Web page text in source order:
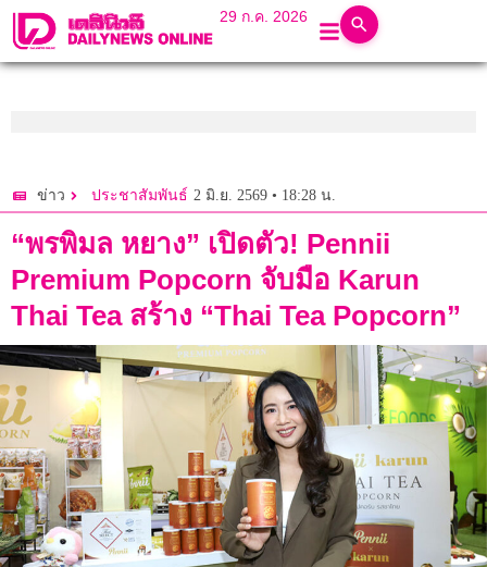
29 ก.ค. 2026
ข่าว ประชาสัมพันธ์ 2 มิ.ย. 2569 • 18:28 น.
“พรพิมล หยาง” เปิดตัว! Pennii
Premium Popcorn จับมือ Karun
Thai Tea สร้าง “Thai Tea Popcorn”